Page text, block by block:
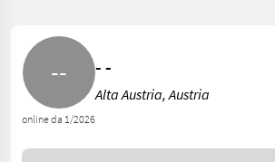
online da 1/2026
- -
Alta Austria, Austria